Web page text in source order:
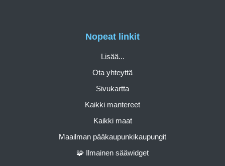
Nopeat linkit
Lisää...
Ota yhteyttä
Sivukartta
Kaikki mantereet
Kaikki maat
Maailman pääkaupunkikaupungit
🧩 Ilmainen sääwidget